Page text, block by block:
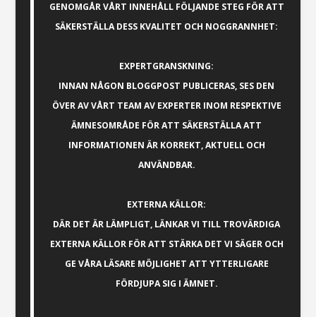
GENOMGÅR VÅRT INNEHÅLL FÖLJANDE STEG FÖR ATT
SÄKERSTÄLLA DESS KVALITET OCH NOGGRANNHET:
EXPERTGRANSKNING:
INNAN NÅGON BLOGGPOST PUBLICERAS, SES DEN
ÖVER AV VÅRT TEAM AV EXPERTER INOM RESPEKTIVE
ÄMNESOMRÅDE FÖR ATT SÄKERSTÄLLA ATT
INFORMATIONEN ÄR KORREKT, AKTUELL OCH
ANVÄNDBAR.
EXTERNA KÄLLOR:
DÄR DET ÄR LÄMPLIGT, LÄNKAR VI TILL TROVÄRDIGA
EXTERNA KÄLLOR FÖR ATT STÄRKA DET VI SÄGER OCH
GE VÅRA LÄSARE MÖJLIGHET ATT YTTERLIGARE
FÖRDJUPA SIG I ÄMNET.